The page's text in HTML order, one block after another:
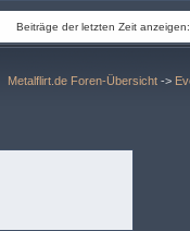
Beiträge der letzten Zeit
Metalflirt.de Foren-Übersicht ->